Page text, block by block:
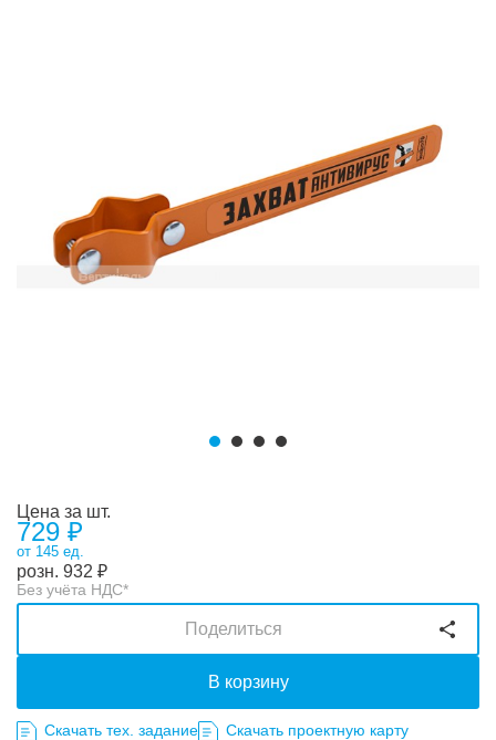
Цена за шт.
729 ₽
от 145 ед.
розн. 932 ₽
Без учёта НДС*
В корзину
Поделиться
Скачать тех. задание
Скачать проектную карту